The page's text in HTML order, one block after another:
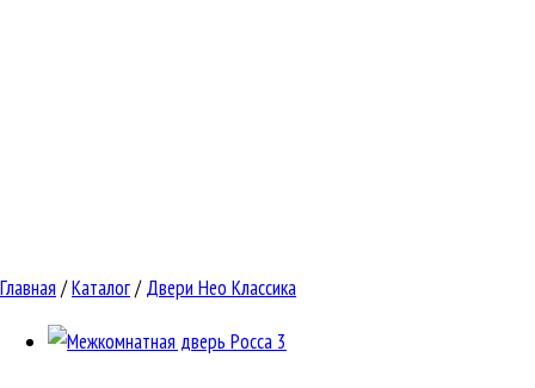
Главная /Каталог/Двери Нео Классика